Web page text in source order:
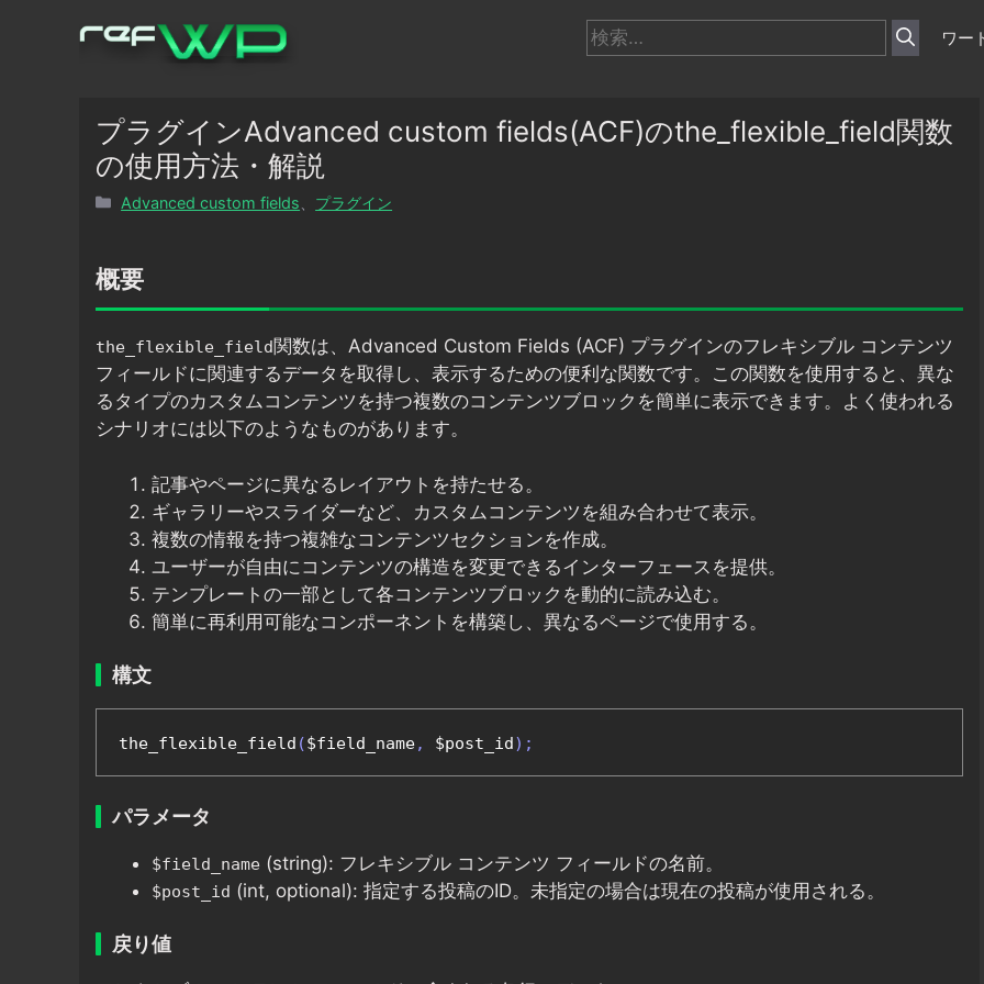
検
索:
ワー
プラグインAdvanced custom fields(ACF)のthe_flexible_field関数
の使用方法・解説
カ
リ
ー
Advanced custom fields プラグイン
概要
the_flexible_field関数は、Advanced Custom Fields (ACF) プラグインのフレキシブル コンテンツ
フィールドに関連するデータを取得し、表示するための便利な関数です。この関数を使用すると、異な
るタイプのカスタムコンテンツを持つ複数のコンテンツブロックを簡単に表示できます。よく使われる
シナリオには以下のようなものがあります。
記事やページに異なるレイアウトを持たせる。
ギャラリーやスライダーなど、カスタムコンテンツを組み合わせて表示。
複数の情報を持つ複雑なコンテンツセクションを作成。
ユーザーが自由にコンテンツの構造を変更できるインターフェースを提供。
テンプレートの一部として各コンテンツブロックを動的に読み込む。
簡単に再利用可能なコンポーネントを構築し、異なるページで使用する。
構文
the_flexible_field ($field_name, $post_id);
パラメータ
$field_name (string): フレキシブル コンテンツ フィールドの名前。
$post_id (int, optional): 指定する投稿のID。未指定の場合は現在の投稿が使用される。
戻り値